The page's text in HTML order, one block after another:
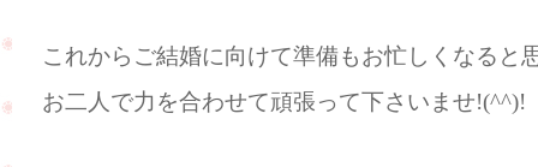
これからご結婚に向けて準備もお忙しくなると
お二人で力を合わせて頑張って下さいませ!(^^)!